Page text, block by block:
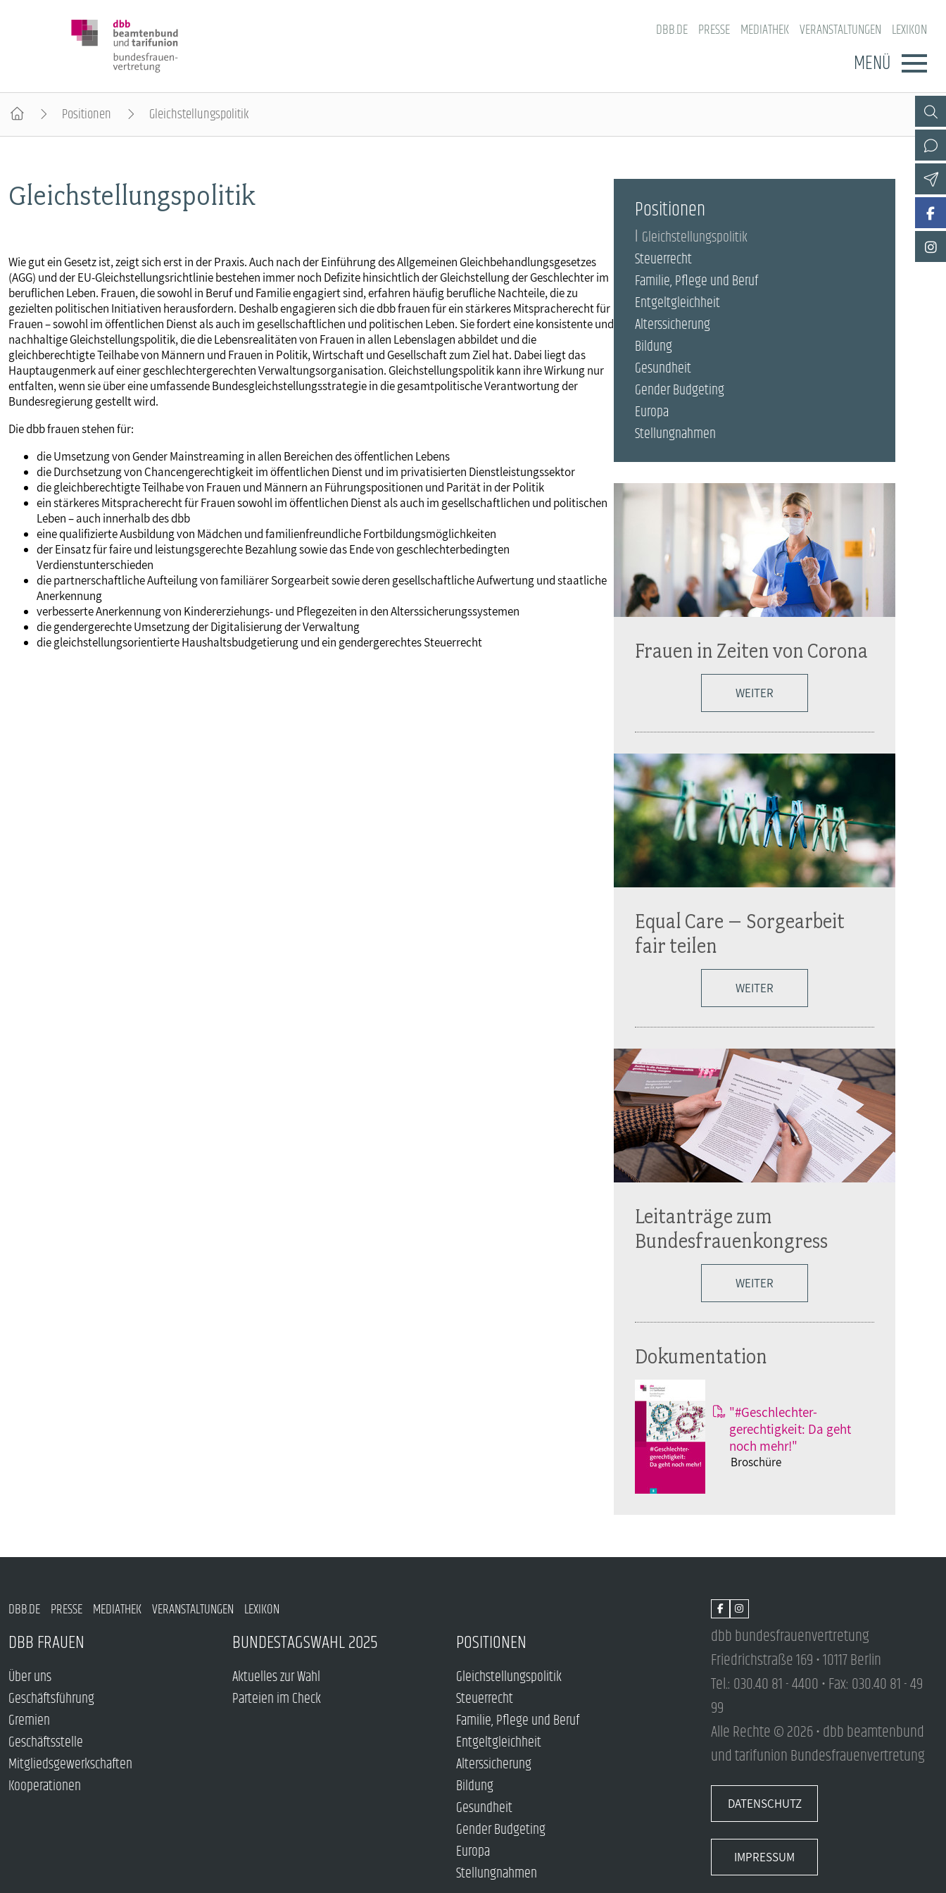
DBB.DE PRESSE MEDIATHEK VERANSTALTUNGEN LEXIKON
MENÜ
Geschäftsstelle
Mitgliedsgewerkschaften
Kooperationen
BUNDESTAGSWAHL 2025
Entgeltgleichheit
Alterssicherung
Bildung
Gender Budgeting
Europa
Stellungnahmen
SCHWERPUNKTTHEMEN
Frauenpolitik in Zeiten von Corona
Digitalisierung
Frauenrecht kompakt
PUBLIKATIONEN
TERMINE & VERANSTALTUNGEN
Hauptversammlung
Seminare
MITGLIEDSCHAFT & SERVICE
Vorteilswelt
Akademie
Verlag
Positionen Gleichstellungspolitik
Gleichstellungspolitik
Wie gut ein Gesetz ist, zeigt sich erst in der Praxis. Auch nach der Einführung des Allgemeinen Gleichbehandlungsgesetzes
(AGG) und der EU-Gleichstellungsrichtlinie bestehen immer noch Defizite hinsichtlich der Gleichstellung der Geschlechter im
beruflichen Leben. Frauen, die sowohl in Beruf und Familie engagiert sind, erfahren häufig berufliche Nachteile, die zu
gezielten politischen Initiativen herausfordern. Deshalb engagieren sich die dbb frauen für ein stärkeres Mitspracherecht für
Frauen – sowohl im öffentlichen Dienst als auch im gesellschaftlichen und politischen Leben. Sie fordert eine konsistente und
nachhaltige Gleichstellungspolitik, die die Lebensrealitäten von Frauen in allen Lebenslagen abbildet und die
gleichberechtigte Teilhabe von Männern und Frauen in Politik, Wirtschaft und Gesellschaft zum Ziel hat. Dabei liegt das
Hauptaugenmerk auf einer geschlechtergerechten Verwaltungsorganisation. Gleichstellungspolitik kann ihre Wirkung nur
entfalten, wenn sie über eine umfassende Bundesgleichstellungsstrategie in die gesamtpolitische Verantwortung der
Bundesregierung gestellt wird.
Die dbb frauen stehen für:
die Umsetzung von Gender Mainstreaming in allen Bereichen des öffentlichen Lebens
die Durchsetzung von Chancengerechtigkeit im öffentlichen Dienst und im privatisierten Dienstleistungssektor
die gleichberechtigte Teilhabe von Frauen und Männern an Führungspositionen und Parität in der Politik
ein stärkeres Mitspracherecht für Frauen sowohl im öffentlichen Dienst als auch im gesellschaftlichen und politischen
Leben – auch innerhalb des dbb
eine qualifizierte Ausbildung von Mädchen und familienfreundliche Fortbildungsmöglichkeiten
der Einsatz für faire und leistungsgerechte Bezahlung sowie das Ende von geschlechterbedingten
Verdienstunterschieden
die partnerschaftliche Aufteilung von familiärer Sorgearbeit sowie deren gesellschaftliche Aufwertung und staatliche
Anerkennung
verbesserte Anerkennung von Kindererziehungs- und Pflegezeiten in den Alterssicherungssystemen
die gendergerechte Umsetzung der Digitalisierung der Verwaltung
die gleichstellungsorientierte Haushaltsbudgetierung und ein gendergerechtes Steuerrecht
Positionen
Gleichstellungspolitik
Steuerrecht
Familie, Pflege und Beruf
Entgeltgleichheit
Alterssicherung
Bildung
Gesundheit
Gender Budgeting
Europa
Stellungnahmen
Frauen in Zeiten von Corona
WEITER
Equal Care – Sorgearbeit
fair teilen
WEITER
Leitanträge zum
Bundesfrauenkongress
WEITER
Dokumentation
"#Geschlechter-
gerechtigkeit: Da geht
noch mehr!"
Broschüre
DBB.DE PRESSE MEDIATHEK VERANSTALTUNGEN LEXIKON
DBB FRAUEN
Über uns
Geschäftsführung
Gremien
Geschäftsstelle
Mitgliedsgewerkschaften
Kooperationen
BUNDESTAGSWAHL 2025
Aktuelles zur Wahl
Parteien im Check
POSITIONEN
Gleichstellungspolitik
Steuerrecht
Familie, Pflege und Beruf
Entgeltgleichheit
Alterssicherung
Bildung
Gesundheit
Gender Budgeting
Europa
Stellungnahmen
dbb bundesfrauenvertretung
Friedrichstraße 169 • 10117 Berlin
Tel.: 030.40 81 - 4400 • Fax: 030.40 81 - 49
99
Alle Rechte © 2026 • dbb beamtenbund
und tarifunion Bundesfrauenvertretung
DATENSCHUTZ
IMPRESSUM